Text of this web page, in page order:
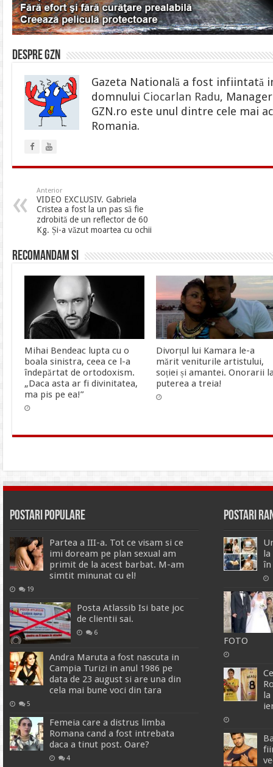
Despre gzn
Gazeta Natională a fost infiintată
domnului Ciocarlan Radu,
GZN.ro este unul dintre cele mai
Romania.
Anterior
VIDEO EXCLUSIV. Gabriela
Cristea a fost la un pas să fie
zdrobită de un reflector de 60
Kg. Și-a văzut moartea cu ochii
Recomandam si
Mihai Bendeac lupta cu o
boala sinistra, ceea ce l-a
îndepărtat de ortodoxism.
„Daca asta ar fi divinitatea,
ma pis pe ea!”
Divorțul lui Kamara le-a
mărit veniturile artistului,
soției și amantei. Onorarii
puterea a treia!
Postari Populare
Partea a III-a. Tot ce visam si ce
imi doream pe plan sexual am
primit de la acest barbat. M-am
simtit minunat cu el!
19
Posta Atlassib Isi bate joc
de clientii sai.
6
Andra Maruta a fost nascuta in
Campia Turizi in anul 1986 pe
data de 23 august si are una din
cela mai bune voci din tara
5
Femeia care a distrus limba
Romana cand a fost intrebata
daca a tinut post. Oare?
4
Postari
la
în
FOTO
la